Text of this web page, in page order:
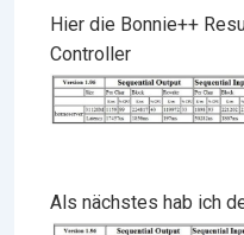
Hier die Bonnie++
Controller
Als nächstes hab ich